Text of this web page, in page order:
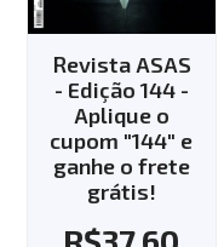
Revista ASAS
- Edição 137
R$35.80